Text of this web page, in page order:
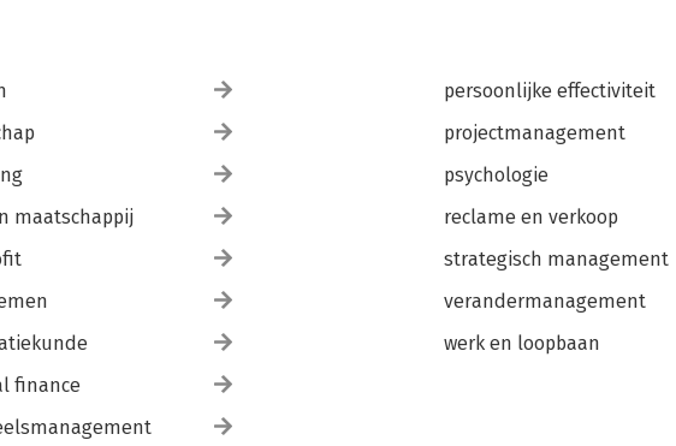
maatschappij
finance
persoonlijke effectiviteit
projectmanagement
psychologie
reclame en verkoop
strategisch management
verandermanagement
werk en loopbaan